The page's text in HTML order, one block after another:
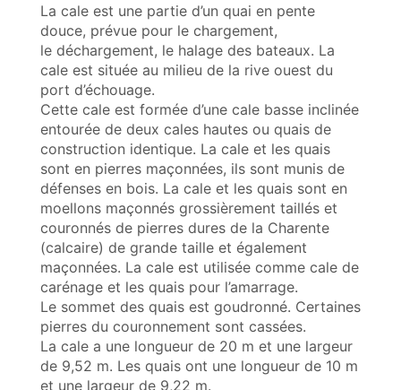
La cale est une partie d’un quai en pente
douce, prévue pour le chargement,
le déchargement, le halage des bateaux. La
cale est située au milieu de la rive ouest du
port d’échouage.
Cette cale est formée d’une cale basse inclinée
entourée de deux cales hautes ou quais de
construction identique. La cale et les quais
sont en pierres maçonnées, ils sont munis de
défenses en bois. La cale et les quais sont en
moellons maçonnés grossièrement taillés et
couronnés de pierres dures de la Charente
(calcaire) de grande taille et également
maçonnées. La cale est utilisée comme cale de
carénage et les quais pour l’amarrage.
Le sommet des quais est goudronné. Certaines
pierres du couronnement sont cassées.
La cale a une longueur de 20 m et une largeur
de 9,52 m. Les quais ont une longueur de 10 m
et une largeur de 9,22 m.